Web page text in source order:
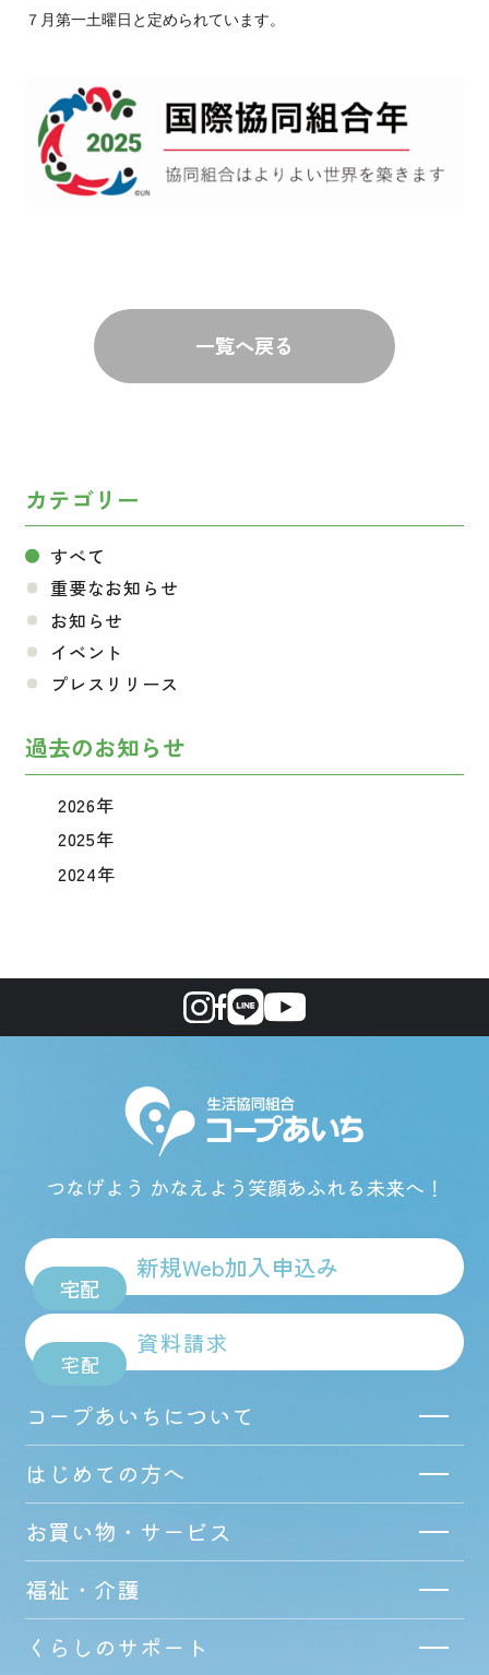
カテゴリー
すべて
重要なお知らせ
お知らせ
イベント
プレスリリース
過去のお知らせ
2026年
2025年
2024年
７月第一土曜日と定められています。
一覧へ戻る
つなげよう かなえよう笑顔あふれる未来へ！
宅配
新規Web加入申込み
宅配
資料請求
コープあいちについて
はじめての方へ
お買い物・サービス
福祉・介護
くらしのサポート